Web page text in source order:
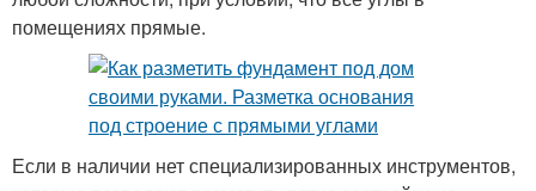
помещениях прямые.
Если в наличии нет специализированных инструментов,